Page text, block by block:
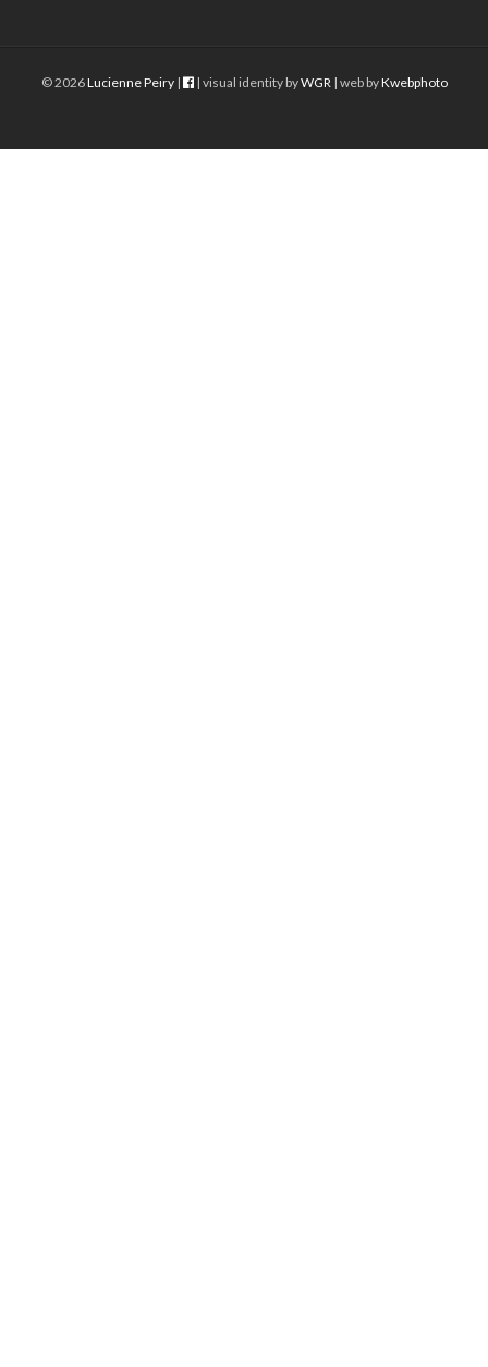
© 2026Lucienne Peiry| | visual identity byWGR | web byKwebphoto